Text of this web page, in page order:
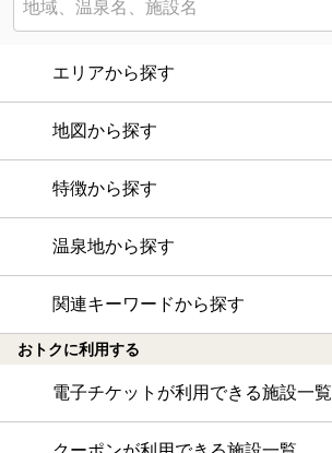
エリアから探す
地図から探す
特徴から探す
温泉地から探す
関連キーワードから探す
おトクに利用する
電子チケットが利用できる施設一覧